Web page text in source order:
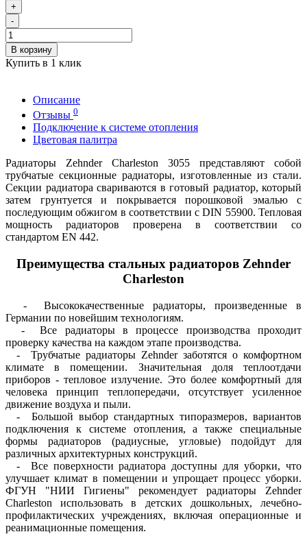
+
-
В корзину
Купить в 1 клик
Описание
Отзывы 0
Подключение к системе отопления
Цветовая палитра
Радиаторы Zehnder Charleston 3055 представляют собой
трубчатые секционные радиаторы, изготовленные из стали.
Секции радиатора свариваются в готовый радиатор, который
затем грунтуется и покрывается порошковой эмалью с
последующим обжигом в соответствии с DIN 55900. Тепловая
мощность радиаторов проверена в соответствии со
стандартом EN 442.
Преимущества стальных радиаторов Zehnder
Charleston
- Высококачественные радиаторы, произведенные в
Германии по новейшим технологиям.
- Все радиаторы в процессе производства проходит
проверку качества на каждом этапе производства.
- Трубчатые радиаторы Zehnder заботятся о комфортном
климате в помещении. Значительная доля теплоотдачи
приборов - тепловое излучение. Это более комфортный для
человека принцип теплопередачи, отсутствует усиленное
движение воздуха и пыли.
- Большой выбор стандартных типоразмеров, вариантов
подключения к системе отопления, а также специальные
формы радиаторов (радиусные, угловые) подойдут для
различных архитектурных конструкций.
- Все поверхности радиатора доступны для уборки, что
улучшает климат в помещении и упрощает процесс уборки.
ФГУН "НИИ Гигиены" рекомендует радиаторы Zehnder
Charleston использовать в детских дошкольных, лечебно-
профилактических учреждениях, включая операционные и
реанимационные помещения.